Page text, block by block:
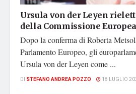
Ursula von der Leyen
della Commissione Europea
Dopo la conferma di Roberta
Parlamento Europeo, gli
Ursula von der Leyen come ...
DI STEFANO ANDREA POZZO 18 LUGLIO